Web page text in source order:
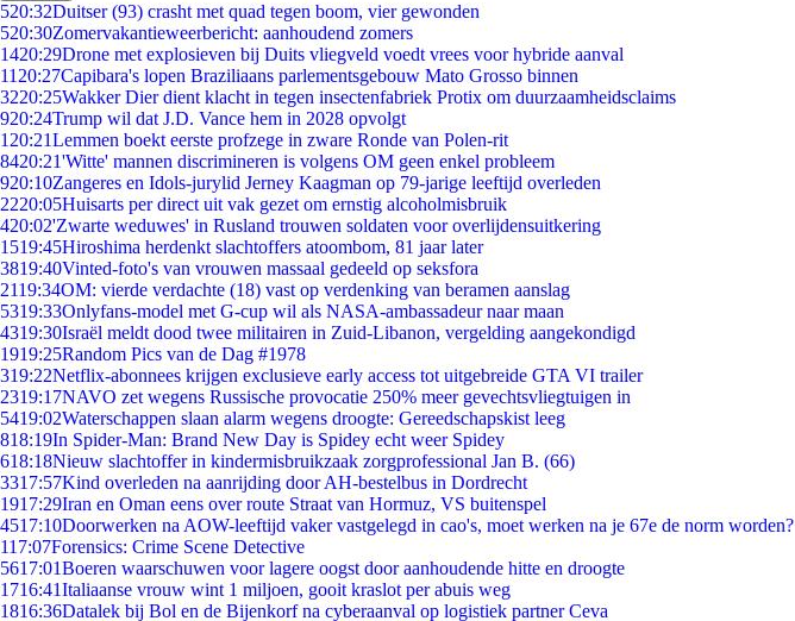
520:32Duitser (93) crasht met quad tegen boom, vier gewonden
520:30Zomervakantieweerbericht: aanhoudend zomers
1420:29Drone met explosieven bij Duits vliegveld voedt vrees voor hybride aanval
11 20:27Capibara's lopen Braziliaans parlementsgebouw Mato Grosso binnen
3220:25Wakker Dier dient klacht in tegen insectenfabriek Protix om duurzaamheidsclaims
920:24Trump wil dat J.D. Vance hem in 2028 opvolgt
1 20:21Lemmen boekt eerste profzege in zware Ronde van Polen-rit
8420:21'Witte' mannen discrimineren is volgens OM geen enkel probleem
920:10Zangeres en Idols-jurylid Jerney Kaagman op 79-jarige leeftijd overleden
2220:05Huisarts per direct uit vak gezet om ernstig alcoholmisbruik
420:02'Zwarte weduwes' in Rusland trouwen soldaten voor overlijdensuitkering
1519:45Hiroshima herdenkt slachtoffers atoombom, 81 jaar later
3819:40Vinted-foto's van vrouwen massaal gedeeld op seksfora
2119:34OM: vierde verdachte (18) vast op verdenking van beramen aanslag
5319:33Onlyfans-model met G-cup wil als NASA-ambassadeur naar maan
4319:30Israël meldt dood twee militairen in Zuid-Libanon, vergelding aangekondigd
1919:25Random Pics van de Dag #1978
319:22Netflix-abonnees krijgen exclusieve early access tot uitgebreide GTA VI trailer
2319:17NAVO zet wegens Russische provocatie 250% meer gevechtsvliegtuigen in
5419:02Waterschappen slaan alarm wegens droogte: Gereedschapskist leeg
818:19In Spider-Man: Brand New Day is Spidey echt weer Spidey
618:18Nieuw slachtoffer in kindermisbruikzaak zorgprofessional Jan B. (66)
3317:57Kind overleden na aanrijding door AH-bestelbus in Dordrecht
1917:29Iran en Oman eens over route Straat van Hormuz, VS buitenspel
4517:10Doorwerken na AOW-leeftijd vaker vastgelegd in cao's, moet werken na je 67e de norm worden?
117:07Forensics: Crime Scene Detective
5617:01Boeren waarschuwen voor lagere oogst door aanhoudende hitte en droogte
1716:41Italiaanse vrouw wint 1 miljoen, gooit kraslot per abuis weg
1816:36Datalek bij Bol en de Bijenkorf na cyberaanval op logistiek partner Ceva